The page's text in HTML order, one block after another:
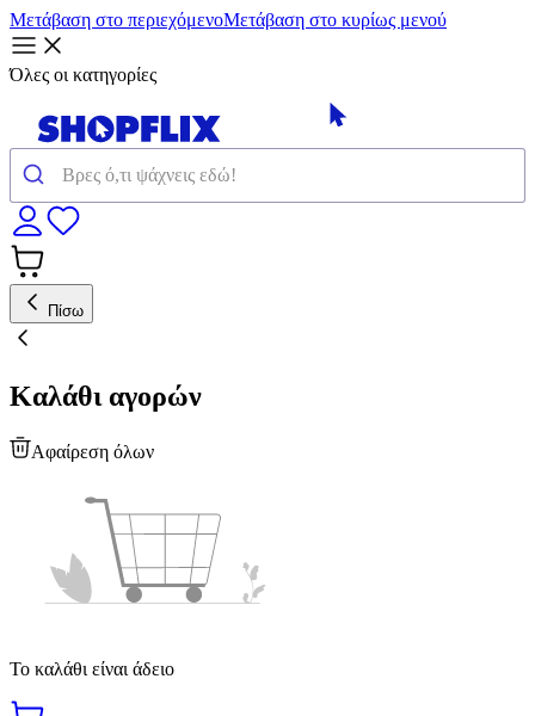
Μετάβαση στο περιεχόμενοΜετάβαση στο κυρίως μενού
Όλες οι κατηγορίες
Πίσω
Καλάθι αγορών
Αφαίρεση όλων
Το καλάθι είναι άδειο